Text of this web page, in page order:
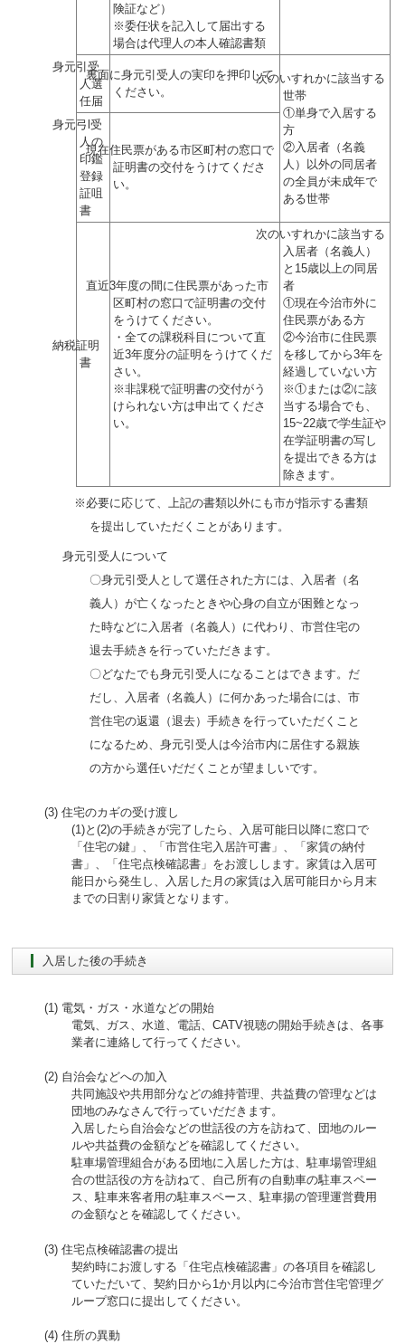
険証など）
※委任状を記入して届出する
場合は代理人の本人確認書類
身元引受
人選
任届
裏面に身元引受人の実印を押印して
ください。
次のいすれかに該当する
世帯
①単身で入居する
方
②入居者（名義
人）以外の同居者
の全員が未成年で
ある世帯
身元弓l受
人の
印鑑
登録
証咀
書
現在住民票がある市区町村の窓口で
証明書の交付をうけてくださ
い。
納税証明
書
直近3年度の間に住民票があった市
区町村の窓口で証明書の交付
をうけてください。
・全ての課税科目について直
近3年度分の証明をうけてくだ
さい。
※非課税で証明書の交付がう
けられない方は申出てくださ
い。
次のいすれかに該当する
入居者（名義人）
と15歳以上の同居
者
①現在今治市外に
住民票がある方
②今治市に住民票
を移してから3年を
経過していない方
※①または②に該
当する場合でも、
15~22歳で学生証や
在学証明書の写し
を提出できる方は
除きます。
※必要に応じて、上記の書類以外にも市が指示する書類
を提出していただくことがあります。
身元引受人について
〇身元引受人として選任された方には、入居者（名
義人）が亡くなったときや心身の自立が困難となっ
た時などに入居者（名義人）に代わり、市営住宅の
退去手続きを行っていただきます。
〇どなたでも身元引受人になることはできます。だ
だし、入居者（名義人）に何かあった場合には、市
営住宅の返還（退去）手続きを行っていただくこと
になるため、身元引受人は今治市内に居住する親族
の方から選任いだだくことが望ましいです。
住宅のカギの受け渡し
(1)と(2)の手続きが完了したら、入居可能日以降に窓口で
「住宅の鍵」、「市営住宅入居許可書」、「家賃の納付
書」、「住宅点検確認書」をお渡しします。家賃は入居可
能日から発生し、入居した月の家賃は入居可能日から月末
までの日割り家賃となります。
入居した後の手続き
電気・ガス・水道などの開始
電気、ガス、水道、電話、CATV視聴の開始手続きは、各事
業者に連絡して行ってください。
自治会などへの加入
共同施設や共用部分などの維持菅理、共益費の管理などは
団地のみなさんで行っていだだきます。
入居したら自治会などの世話役の方を訪ねて、団地のルー
ルや共益費の金額などを確認してください。
駐車場管理組合がある団地に入居した方は、駐車場管理組
合の世話役の方を訪ねて、自己所有の自動車の駐車スペー
ス、駐車来客者用の駐車スペース、駐車揚の管理運営費用
の金額なとを確認してください。
住宅点検確認書の提出
契約時にお渡しする「住宅点検確認書」の各項目を確認し
ていただいて、契約日から1か月以内に今治市営住宅管理グ
ループ窓口に提出してください。
住所の異動